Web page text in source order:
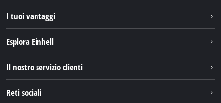
I tuoi vantaggi
Esplora Einhell
Einhell Germany AG
Il nostro servizio clienti
Reti sociali